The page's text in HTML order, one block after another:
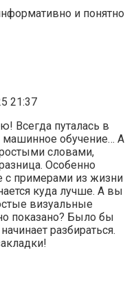
и понятно
21:37
Всегда путалась в
машинное обучение… А
словами,
Особенно
с примерами из жизни
куда лучше. А вы
визуальные
показано? Было бы
разбираться.